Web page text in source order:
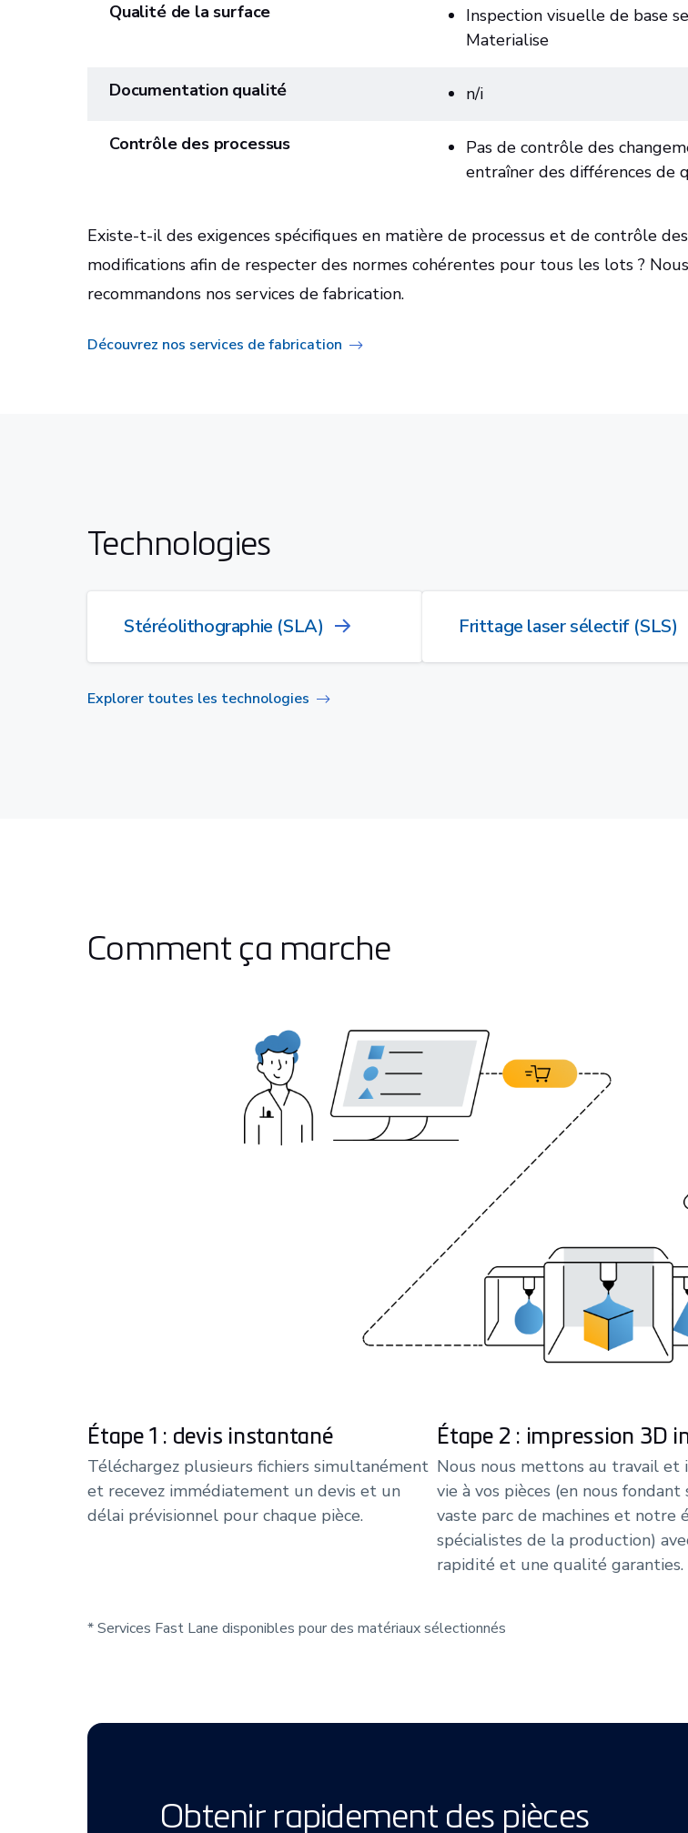
Qualité de la surface
Inspection visuelle de base
Materialise
Documentation qualité n/i
Contrôle des processus
Pas de contrôle des
entraîner des différences de
Existe-t-il des exigences spécifiques en matière de processus et de contrôle des
modifications afin de respecter des normes cohérentes pour tous les lots ? Nous
recommandons nos services de fabrication.
Découvrez nos services de fabrication
Technologies
Stéréolithographie (SLA) Frittage laser sélectif (SLS)
Explorer toutes les technologies
Comment ça marche
Étape 1 : devis instantané
Téléchargez plusieurs fichiers simultanément
et recevez immédiatement un devis et un
délai prévisionnel pour chaque pièce.
Étape 2 : impression 3D
Nous nous mettons au travail et
vie à vos pièces (en nous
vaste parc de machines et notre
spécialistes de la production)
rapidité et une qualité garanties.
* Services Fast Lane disponibles pour des matériaux sélectionnés
Obtenir rapidement des pièces